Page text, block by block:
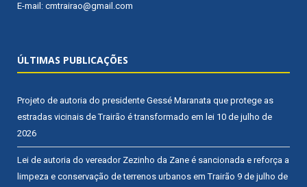
E-mail: cmtrairao@gmail.com
ÚLTIMAS PUBLICAÇÕES
Projeto de autoria do presidente Gessé Maranata que protege as
estradas vicinais de Trairão é transformado em lei 10 de julho de
2026
Lei de autoria do vereador Zezinho da Zane é sancionada e reforça a
limpeza e conservação de terrenos urbanos em Trairão 9 de julho de